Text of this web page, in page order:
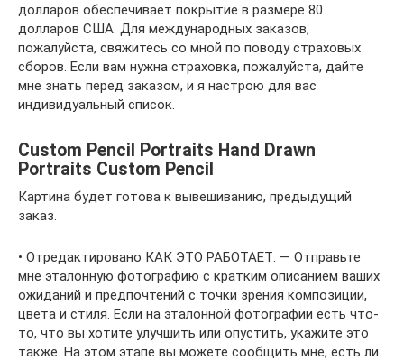
долларов обеспечивает покрытие в размере 80
долларов США. Для международных заказов,
пожалуйста, свяжитесь со мной по поводу страховых
сборов. Если вам нужна страховка, пожалуйста, дайте
мне знать перед заказом, и я настрою для вас
индивидуальный список.
Custom Pencil Portraits Hand Drawn
Portraits Custom Pencil
Картина будет готова к вывешиванию, предыдущий
заказ.
• Отредактировано КАК ЭТО РАБОТАЕТ: — Отправьте
мне эталонную фотографию с кратким описанием ваших
ожиданий и предпочтений с точки зрения композиции,
цвета и стиля. Если на эталонной фотографии есть что-
то, что вы хотите улучшить или опустить, укажите это
также. На этом этапе вы можете сообщить мне, есть ли